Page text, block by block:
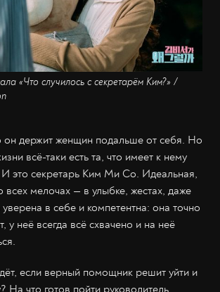
«Что случилось с секретарём Ким?» /
он держит женщин подальше от себя. Но
всё-таки есть та, что имеет к нему
И это секретарь Ким Ми Со. Идеальная,
всех мелочах — в улыбке, жестах, даже
в себе и компетентна: она точно
у неё всегда всё схвачено и на неё
если верный помощник решит уйти и